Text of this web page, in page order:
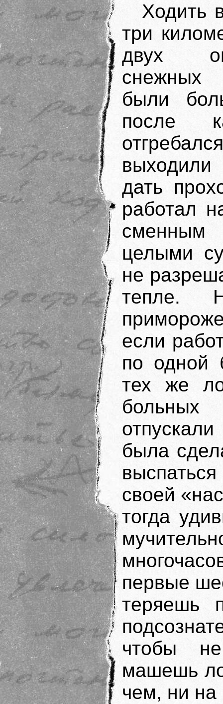
Ходить
три
двух
снежных
были
после
выходили
дать
работал
целыми
не
тепле.
если
по одной
тех же
была
своей
тогда
первые
теряешь
чтобы
машешь
чем, ни на